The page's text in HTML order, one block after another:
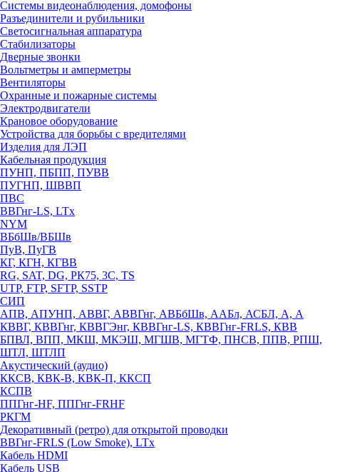
Системы видеонаблюдения, домофоны
Разъединители и рубильники
Светосигнальная аппаратура
Стабилизаторы
Дверные звонки
Вольтметры и амперметры
Вентиляторы
Охранные и пожарные системы
Электродвигатели
Крановое оборудование
Устройства для борьбы с вредителями
Изделия для ЛЭП
Кабельная продукция
ПУНП, ПБПП, ПУВВ
ПУГНП, ШВВП
ПВС
ВВГнг-LS, LTx
NYM
ВБбШв/ВБШв
ПуВ, ПуГВ
КГ, КГН, КГВВ
RG, SAT, DG, РК75, 3С, TS
UTP, FTP, SFTP, SSTP
СИП
АПВ, АПУНП, АВВГ, АВВГнг, АВБбШв, ААБл, АСБЛ, А, А
КВВГ, КВВГнг, КВВГЭнг, КВВГнг-LS, КВВГнг-FRLS, КВВ
БПВЛ, ВПП, МКШ, МКЭШ, МГШВ, МГТФ, ПНСВ, ППВ, РПШ,
ШТЛ, ШТЛП
Акустический (аудио)
ККСВ, КВК-В, КВК-П, ККСП
КСПВ
ППГнг-HF, ППГнг-FRHF
РКГМ
Декоративный (ретро) для открытой проводки
ВВГнг-FRLS (Low Smoke), LTx
Кабель HDMI
Кабель USB